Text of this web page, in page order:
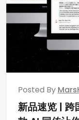
Posted By
新品速览 | 跨